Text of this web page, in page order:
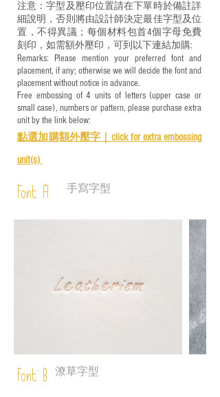
注意：字型及壓印位置請在下單時於備註詳
細說明，否則將由設計師決定最佳字型及位
置，不得異議；每個材料包首4個字母免費
刻印，如需額外壓印，可到以下連結加購:
Remarks: Please mention your preferred font and
placement, if any; otherwise we will decide the font and
placement without notice in advance.
Free embossing of 4 units of letters (upper case or
small case), numbers or pattern, please purchase extra
unit by the link below:
點選加購額外壓字｜ click for extra embossing
unit(s)
Font A 手寫字型
Font B 潦草字型